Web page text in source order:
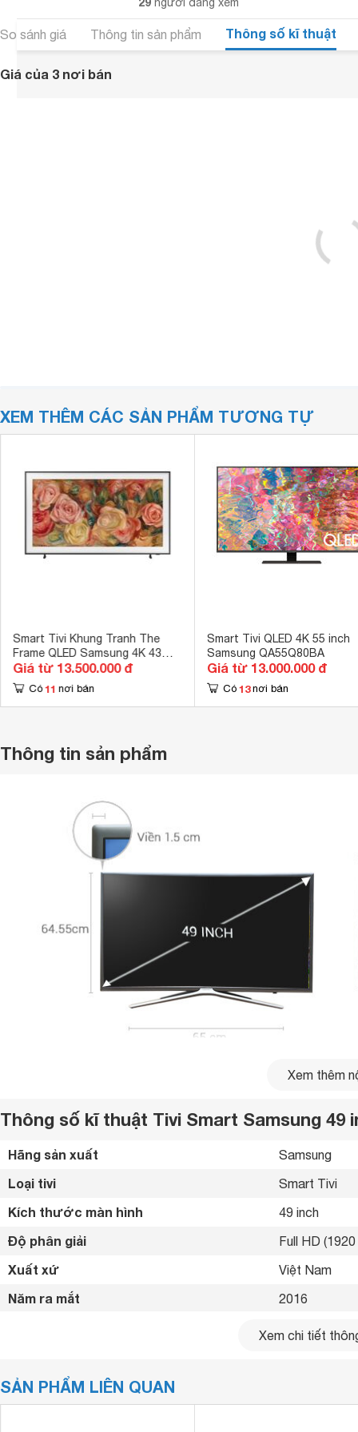
So sánh giá Thông tin sản phẩm Thông số kĩ thuật
Giá của 3 nơi bán
XEM THÊM CÁC SẢN PHẨM TƯƠNG TỰ
Smart Tivi Khung Tranh The
Frame QLED Samsung 4K 43
inch QA43LS03D
Giá từ 13.500.000 đ
Có 11 nơi bán
Smart Tivi QLED 4K 55 inch
Samsung QA55Q80BA
Giá từ 13.000.000 đ
Có 13 nơi bán
Thông tin sản phẩm
Xem thêm
Thông số kĩ thuật Tivi Smart Samsung 49
Hãng sản xuất Samsung
Loại tivi Smart Tivi
Kích thước màn hình 49 inch
Độ phân giải Full HD
Xuất xứ Việt Nam
Năm ra mắt 2016
Cổng LAN,
USB
Xem chi tiết
SẢN PHẨM LIÊN QUAN